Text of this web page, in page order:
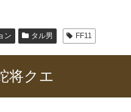
ン タル男 FF11
将クエ